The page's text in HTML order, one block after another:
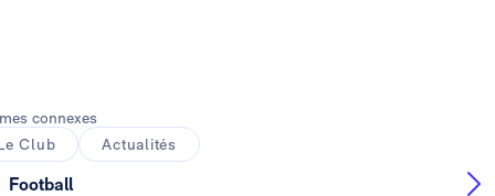
connexes
Club
Actualités
Football